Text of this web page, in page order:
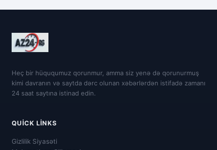
Heç bir hüququmuz qorunmur, amma siz yenə də qorunurmuş
kimi davranın və saytda dərc olunan xəbərlərdən istifadə zamanı
24 saat saytına istinad edin.
QUICK LINKS
Gizlilik Siyasəti